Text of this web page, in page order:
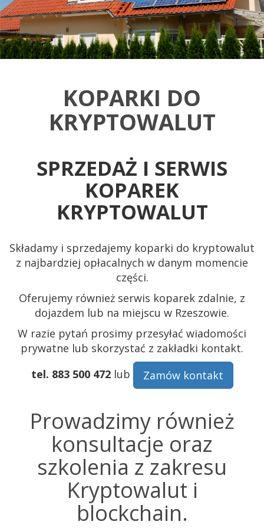
KOPARKI DO
KRYPTOWALUT
SPRZEDAŻ I SERWIS
KOPAREK
KRYPTOWALUT
Składamy i sprzedajemy koparki do kryptowalut
z najbardziej opłacalnych w danym momencie
części.
Oferujemy również serwis koparek zdalnie, z
dojazdem lub na miejscu w Rzeszowie.
W razie pytań prosimy przesyłać wiadomości
prywatne lub skorzystać z zakładki kontakt.
tel. 883 500 472lub Zamów kontakt
Prowadzimy również
konsultacje oraz
szkolenia z zakresu
Kryptowalut i
blockchain.